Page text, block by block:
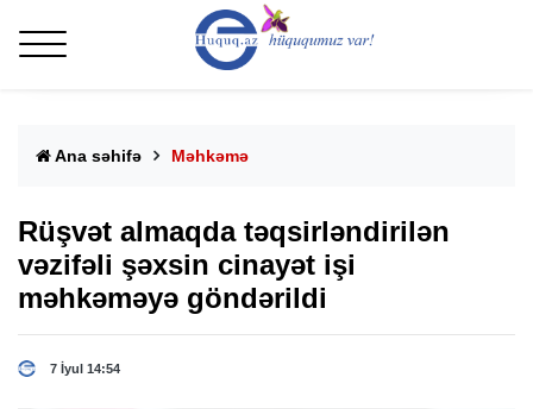
Ana səhifə Məhkəmə
Rüşvət almaqda təqsirləndirilən
vəzifəli şəxsin cinayət işi
məhkəməyə göndərildi
7 İyul 14:54